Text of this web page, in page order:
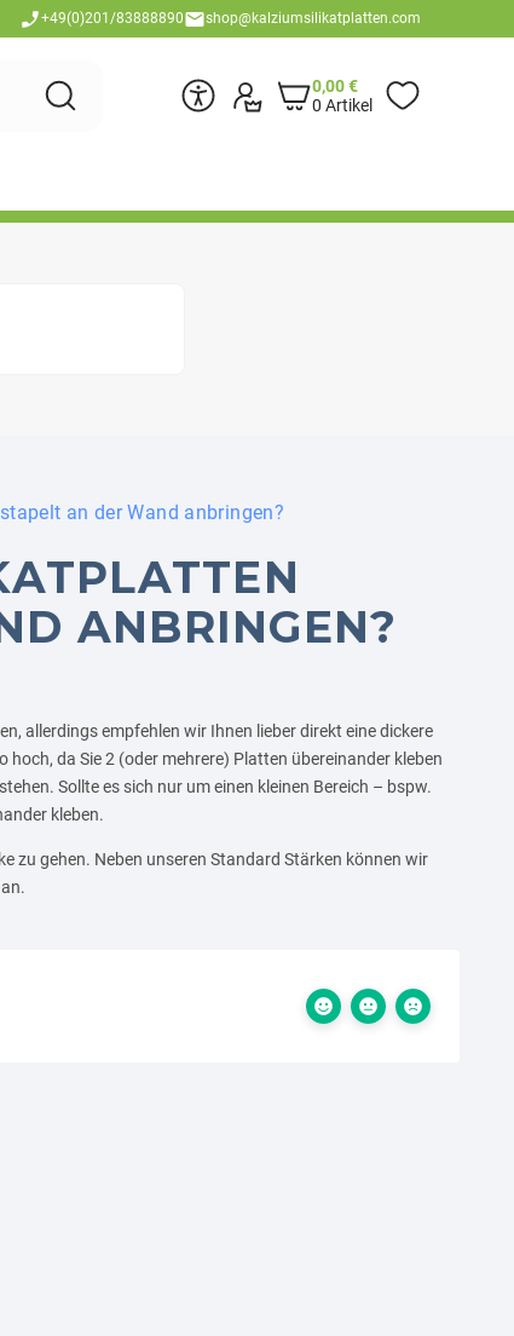
+49(0)201/83888890 shop@kalziumsilikatplatten.com
0,00€
0 Artikel
an der Wand anbringen?
ANBRINGEN?
allerdings empfehlen wir Ihnen lieber direkt eine dickere
da Sie 2 (oder mehrere) Platten übereinander kleben
Sollte es sich nur um einen kleinen Bereich – bspw.
kleben.
zu gehen. Neben unseren Standard Stärken können wir